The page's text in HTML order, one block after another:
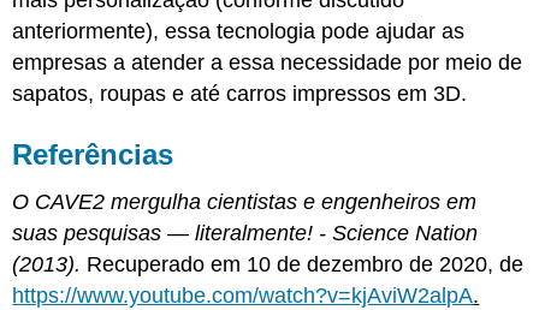
anteriormente), essa tecnologia pode ajudar as
empresas a atender a essa necessidade por meio de
sapatos, roupas e até carros impressos em 3D.
Referências
O CAVE2 mergulha cientistas e engenheiros em
suas pesquisas — literalmente! - Science Nation
(2013). Recuperado em 10 de dezembro de 2020, de
https://www.youtube.com/watch?v=kjAviW2alpA.